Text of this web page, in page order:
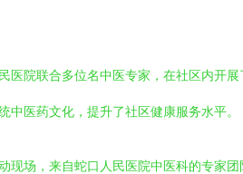
医院联合多位名中医专家，在社区内开
中医药文化，提升了社区健康服务水平。
现场，来自蛇口人民医院中医科的专家